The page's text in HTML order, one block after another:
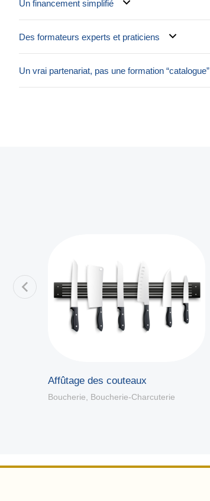
Un financement simplifié
Des formateurs experts et praticiens
Un vrai partenariat, pas une formation “catalogue”
Affûtage des couteaux
Boucherie Boucherie-Charcuterie